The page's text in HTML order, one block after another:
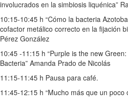
involucrados en la simbiosis liquénica”
10:15-10:45 h “Cómo la bacteria
cofactor metálico correcto en la fijación
Pérez González
10:45 -11:15 h “Purple is the new
Bacteria” Amanda Prado de Nicolás
11:15-11:45 h Pausa para café.
11:45-12:15 h “Mucho más que un poco